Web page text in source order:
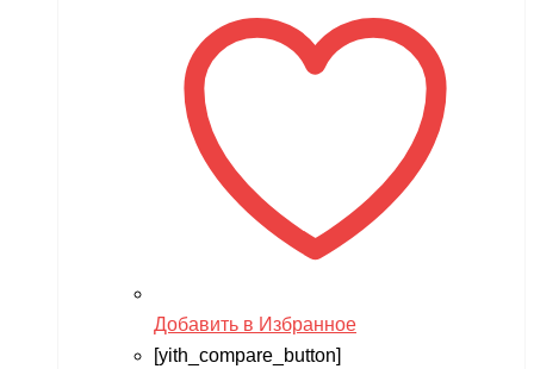
Добавить в Избранное
[yith_compare_button]